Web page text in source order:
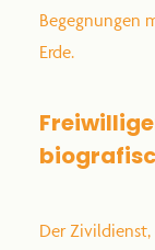
Begegnungen
Erde.
Der Zivildienst,